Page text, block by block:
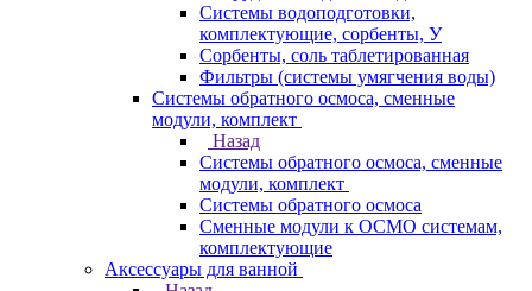
Системы водоподготовки,
комплектующие, сорбенты, У
Сорбенты, соль таблетированная
Фильтры (системы умягчения воды)
Системы обратного осмоса, сменные
модули, комплект
Назад
Системы обратного осмоса, сменные
модули, комплект
Системы обратного осмоса
Сменные модули к ОСМО системам,
комплектующие
Аксессуары для ванной